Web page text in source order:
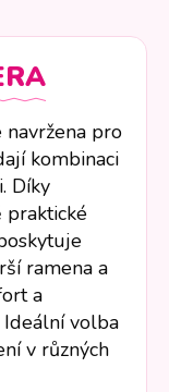
navržena pro
kombinaci
Díky
ramena a
a
Ideální volba
v různých